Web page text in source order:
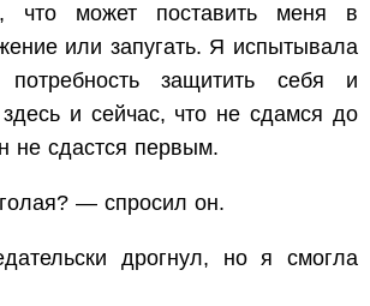
что может поставить меня в
или запугать. Я испытывала
потребность защитить себя и
и сейчас, что не сдамся до
не сдастся первым.
— спросил он.
дрогнул, но я смогла